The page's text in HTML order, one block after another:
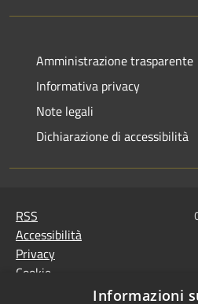
Amministrazione trasparente
Informativa privacy
Note legali
Dichiarazione di accessibilità
RSS
Accessibilità
Privacy
Cookie
Informazioni